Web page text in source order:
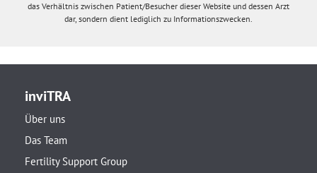
das Verhältnis zwischen Patient/Besucher dieser Website und dessen Arzt
dar, sondern dient lediglich zu Informationszwecken.
inviTRA
Über uns
Das Team
Fertility Support Group